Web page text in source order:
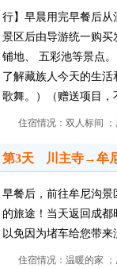
行】早晨用完早餐后从
景区后由导游统一购
铺地、 五彩池等景点
了解藏族人今天的生
歌舞。）（赠送项目，
住宿情况：双人标间
第3天 川主寺→牟
早餐后，前往牟尼沟
的旅途！当天返回成都
以免因为堵车给您带来
住宿情况：温暖的家